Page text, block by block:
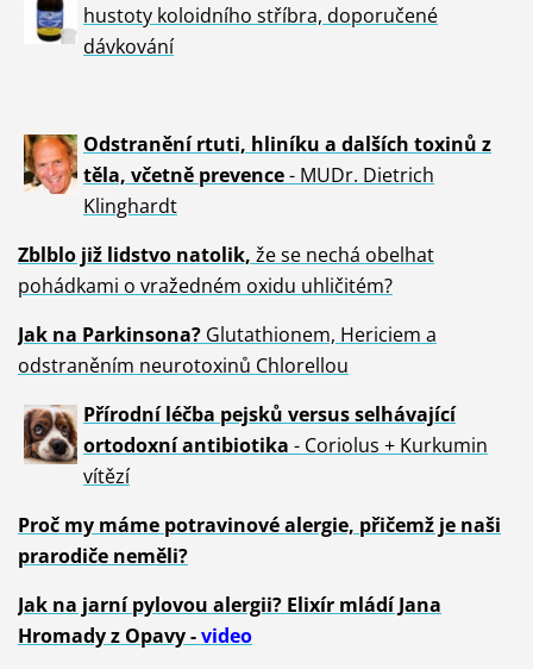
hustoty koloidního stříbra, doporučené
dávkování
Odstranění rtuti, hliníku a dalších toxinů z
těla, včetně prevence- MUDr. Dietrich
Klinghardt
Zblblo již lidstvo natolik, že se nechá obelhat
pohádkami o vražedném oxidu uhličitém?
Jak na Parkinsona?Glutathionem, Hericiem a
odstraněním neurotoxinů Chlorellou
Přírodní léčba pejsků versus selhávající
ortodoxní antibiotika - Coriolus + Kurkumin
vítězí
Proč my máme potravinové alergie, přičemž je naši
prarodiče neměli?
Jak na jarní pylovou alergii? Elixír mládí Jana
Hromady z Opavy -video